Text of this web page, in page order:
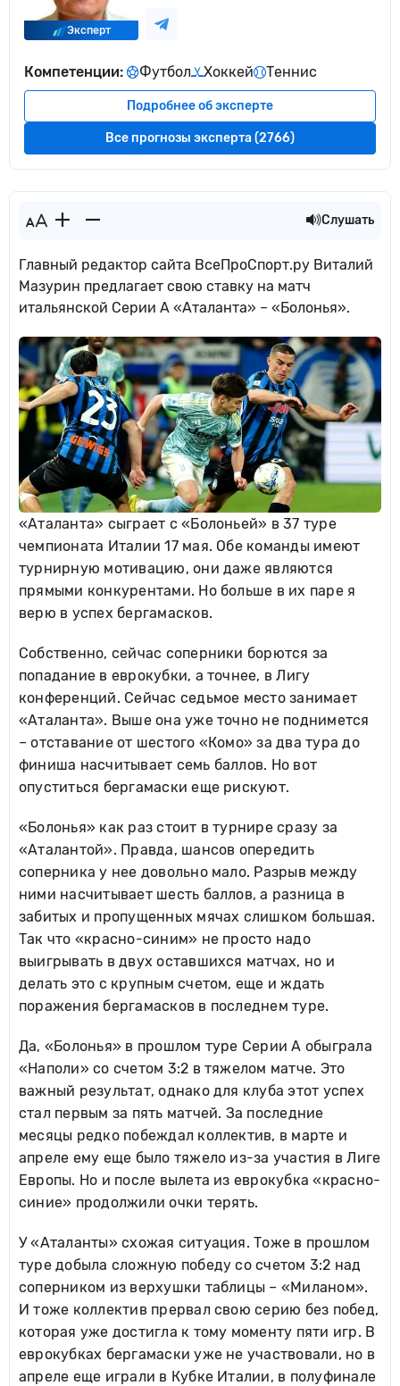
Эксперт
Подробнее об эксперте
Все прогнозы эксперта (2766)
Компетенции: Футбол Хоккей Теннис
Слушать
Главный редактор сайта ВсеПроСпорт.ру Виталий
Мазурин предлагает свою ставку на матч
итальянской Серии А «Аталанта» – «Болонья».
«Аталанта» сыграет с «Болоньей» в 37 туре
чемпионата Италии 17 мая. Обе команды имеют
турнирную мотивацию, они даже являются
прямыми конкурентами. Но больше в их паре я
верю в успех бергамасков.
Собственно, сейчас соперники борются за
попадание в еврокубки, а точнее, в Лигу
конференций. Сейчас седьмое место занимает
«Аталанта». Выше она уже точно не поднимется
– отставание от шестого «Комо» за два тура до
финиша насчитывает семь баллов. Но вот
опуститься бергамаски еще рискуют.
«Болонья» как раз стоит в турнире сразу за
«Аталантой». Правда, шансов опередить
соперника у нее довольно мало. Разрыв между
ними насчитывает шесть баллов, а разница в
забитых и пропущенных мячах слишком большая.
Так что «красно-синим» не просто надо
выигрывать в двух оставшихся матчах, но и
делать это с крупным счетом, еще и ждать
поражения бергамасков в последнем туре.
Да, «Болонья» в прошлом туре Серии А обыграла
«Наполи» со счетом 3:2 в тяжелом матче. Это
важный результат, однако для клуба этот успех
стал первым за пять матчей. За последние
месяцы редко побеждал коллектив, в марте и
апреле ему еще было тяжело из-за участия в Лиге
Европы. Но и после вылета из еврокубка «красно-
синие» продолжили очки терять.
У «Аталанты» схожая ситуация. Тоже в прошлом
туре добыла сложную победу со счетом 3:2 над
соперником из верхушки таблицы – «Миланом».
И тоже коллектив прервал свою серию без побед,
которая уже достигла к тому моменту пяти игр. В
еврокубках бергамаски уже не участвовали, но в
апреле еще играли в Кубке Италии, в полуфинале